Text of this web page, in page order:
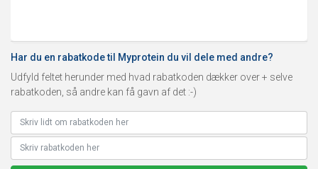
Har du en rabatkode til Myprotein du vil dele med andre?
Udfyld feltet herunder med hvad rabatkoden dækker over + selve
rabatkoden, så andre kan få gavn af det :-)